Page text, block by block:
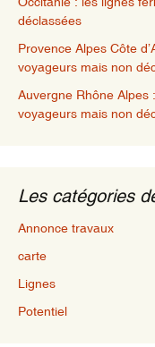
déclassées
Provence Alpes Côte
voyageurs mais non
Auvergne Rhône Alpes
voyageurs mais non
Les catégories
Annonce travaux
carte
Lignes
Potentiel